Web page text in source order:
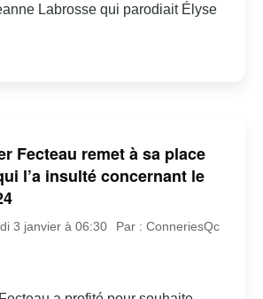
Labrosse qui parodiait Élyse
Fecteau remet à sa place
l’a insulté concernant le
3 janvier à 06:30 Par : ConneriesQc